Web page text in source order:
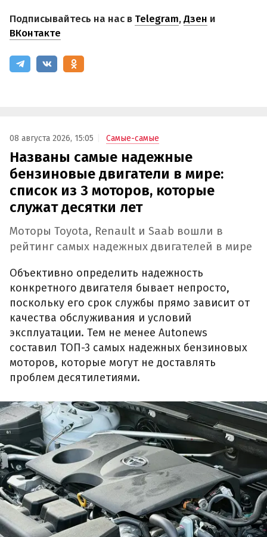
Подписывайтесь на нас в Telegram,Дзен и
ВКонтакте
08 августа 2026, 15:05 Самые-самые
Названы самые надежные
бензиновые двигатели в мире:
список из 3 моторов, которые
служат десятки лет
Моторы Toyota, Renault и Saab вошли в
рейтинг самых надежных двигателей в мире
Объективно определить надежность
конкретного двигателя бывает непросто,
поскольку его срок службы прямо зависит от
качества обслуживания и условий
эксплуатации. Тем не менее Autonews
составил ТОП-3 самых надежных бензиновых
моторов, которые могут не доставлять
проблем десятилетиями.